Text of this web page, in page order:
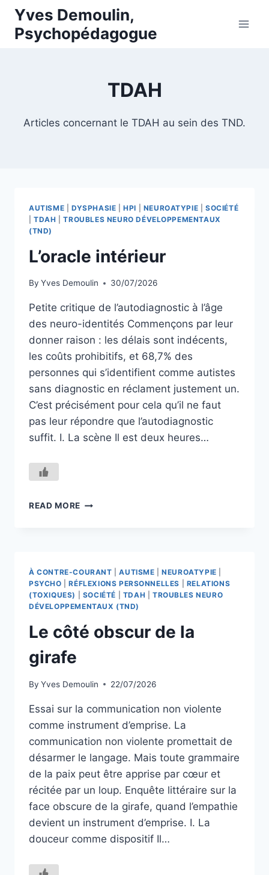
Skip
content
Yves Demoulin,
Psychopédagogue
TDAH
Articles concernant le TDAH au sein des TND.
AUTISME DYSPHASIE |HPI NEUROATYPIE |SOCIÉTÉ
|TDAH |TROUBLES NEURO DÉVELOPPEMENTAUX
(TND)
L’oracle intérieur
By Yves Demoulin 30/07/2026
Petite critique de l’autodiagnostic à l’âge
des neuro-identités Commençons par leur
donner raison : les délais sont indécents,
les coûts prohibitifs, et 68,7% des
personnes qui s’identifient comme autistes
sans diagnostic en réclament justement un.
C’est précisément pour cela qu’il ne faut
pas leur répondre que l’autodiagnostic
suffit. I. La scène Il est deux heures…
READ MORE L’ORACLE
À CONTRE-COURANT |AUTISME |NEUROATYPIE
PSYCHO |RÉFLEXIONS PERSONNELLES
RELATIONS
(TOXIQUES)
SOCIÉTÉ TDAH
TROUBLES NEURO
DÉVELOPPEMENTAUX (TND)
Le côté obscur de la
girafe
By Yves Demoulin 22/07/2026
Essai sur la communication non violente
comme instrument d’emprise. La
communication non violente promettait de
désarmer le langage. Mais toute grammaire
de la paix peut être apprise par cœur et
récitée par un loup. Enquête littéraire sur la
face obscure de la girafe, quand l’empathie
devient un instrument d’emprise. I. La
douceur comme dispositif Il…